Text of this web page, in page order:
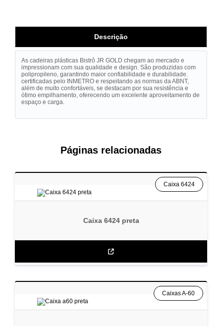
Descrição
As cadeiras plásticas Bistrô JR GOLD chegam ao mercado e
impressionam com sua qualidade e design. São produzidas com
polipropileno, garantindo maior confiabilidade e durabilidade.
certificadas pelo INMETRO e respeitando as normas da ABNT,
além de muito confortáveis, se destacam por sua resistência e
ótimo empilhamento, oferecendo um excelente aproveitamento de
espaço e carga.
Páginas relacionadas
Caixa 6424 preta
Caixa 6424
Caixas A-60